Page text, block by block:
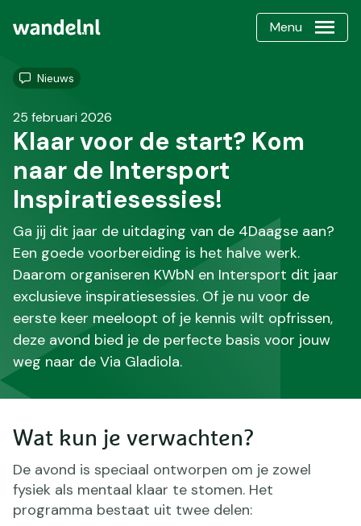
Menu
Nieuws
25 februari 2026
Klaar voor de start? Kom
naar de Intersport
Inspiratiesessies!
Ga jij dit jaar de uitdaging van de 4Daagse aan?
Een goede voorbereiding is het halve werk.
Daarom organiseren KWbN en Intersport dit jaar
exclusieve inspiratiesessies. Of je nu voor de
eerste keer meeloopt of je kennis wilt opfrissen,
deze avond bied je de perfecte basis voor jouw
weg naar de Via Gladiola.
Wat kun je verwachten?
De avond is speciaal ontworpen om je zowel
fysiek als mentaal klaar te stomen. Het
programma bestaat uit twee delen: